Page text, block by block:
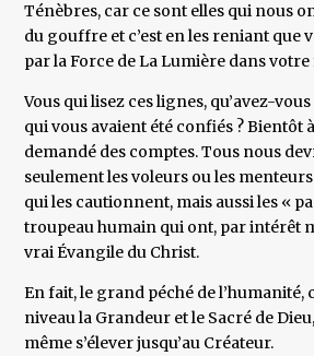
Ténèbres, car ce sont elles qui nous
du gouffre et c’est en les reniant que
par la Force de La Lumière dans
Vous qui lisez ces lignes, qu’avez-
qui vous avaient été confiés ? Bientôt
demandé des comptes. Tous nous
seulement les voleurs ou les
qui les cautionnent, mais aussi les «
troupeau humain qui ont, par intérêt
vrai Évangile du Christ.
En fait, le grand péché de l’humanité,
niveau la Grandeur et le Sacré de
même s’élever jusqu’au Créateur.